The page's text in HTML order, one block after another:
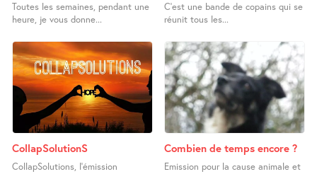
Toutes les semaines, pendant une
heure, je vous donne...
C’est une bande de copains qui se
réunit tous les...
CollapSolutionS
CollapSolutions, l’émission
Combien de temps encore ?
Emission pour la cause animale et